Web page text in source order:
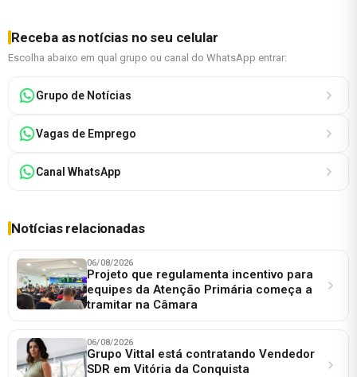
Receba as notícias no seu celular
Escolha abaixo em qual grupo ou canal do WhatsApp entrar:
Grupo de Notícias
Vagas de Emprego
Canal WhatsApp
Notícias relacionadas
06/08/2026
Projeto que regulamenta incentivo para
equipes da Atenção Primária começa a
tramitar na Câmara
06/08/2026
Grupo Vittal está contratando Vendedor
SDR em Vitória da Conquista